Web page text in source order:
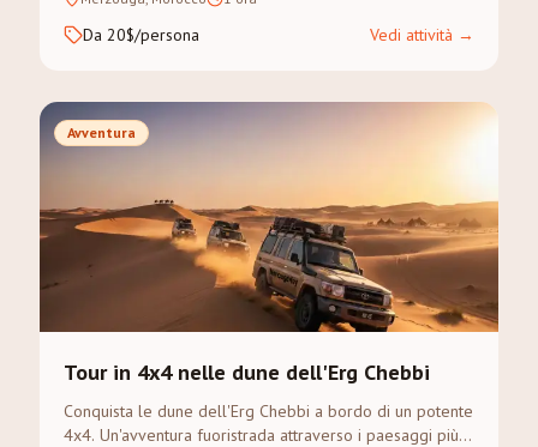
Da 20$/persona Vedi attività →
Avventura
Tour in 4x4 nelle dune dell'Erg Chebbi
Conquista le dune dell'Erg Chebbi a bordo di un potente
4x4. Un'avventura fuoristrada attraverso i paesaggi più